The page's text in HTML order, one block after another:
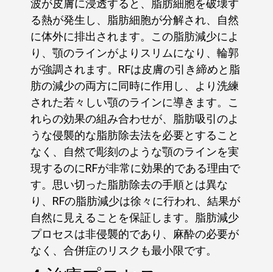
波が皮膚に浸透すると、脂肪細胞を破壊す
る熱が発生し、脂肪細胞が分解され、自然
に体外に排出されます。この脂肪減少によ
り、顎のラインがよりスリムになり、輪郭
が強調されます。RFは皮膚の引き締めと脂
肪の減少の両方に同時に作用し、より洗練
された若々しい顎のラインに導きます。こ
れらの効果の組み合わせが、脂肪吸引のよ
うな侵襲的な脂肪除去法を必要とすること
なく、自然で彫刻のような顎のラインを実
現するのにRFが非常に効果的である理由で
す。思い切った脂肪除去の手順とは異な
り、RFの脂肪減少は徐々に行われ、結果が
自然に見えることを保証します。脂肪減少
プロセスは非侵襲的であり、麻酔の必要が
なく、合併症のリスクも最小限です。